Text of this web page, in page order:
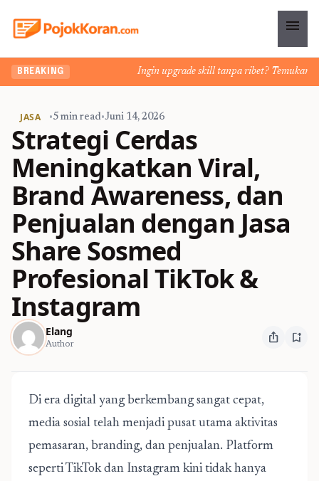
menu
BREAKING Ingin upgrade skill tanpa ribet? Temukan
JASA •5 min read•Juni 14, 2026
Strategi Cerdas
Meningkatkan Viral,
Brand Awareness, dan
Penjualan dengan Jasa
Share Sosmed
Profesional TikTok &
Instagram
Elang
Author ios_share bookmark_add
Di era digital yang berkembang sangat cepat,
media sosial telah menjadi pusat utama aktivitas
pemasaran, branding, dan penjualan. Platform
seperti TikTok dan Instagram kini tidak hanya